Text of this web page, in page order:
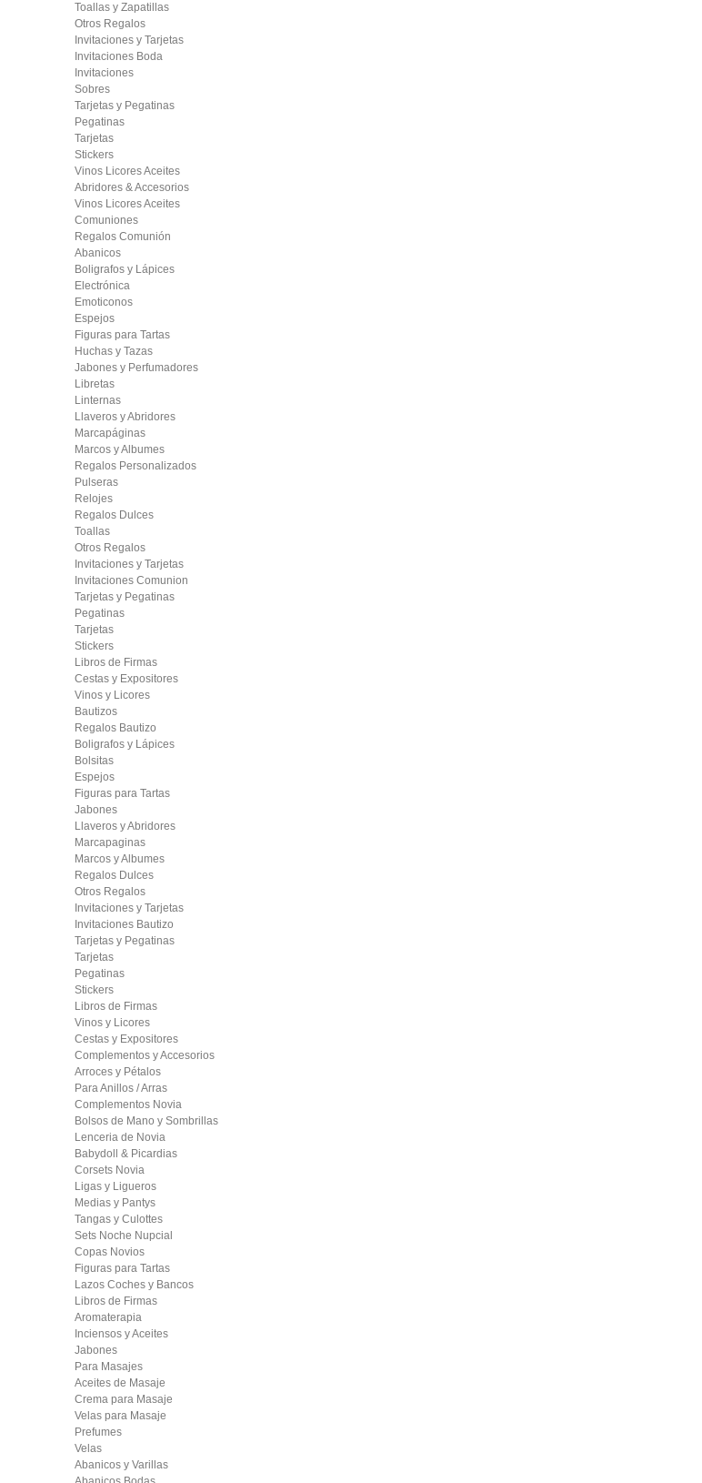
Toallas y Zapatillas
Otros Regalos
Invitaciones y Tarjetas
Invitaciones Boda
Invitaciones
Sobres
Tarjetas y Pegatinas
Pegatinas
Tarjetas
Stickers
Vinos Licores Aceites
Abridores & Accesorios
Vinos Licores Aceites
Comuniones
Regalos Comunión
Abanicos
Boligrafos y Lápices
Electrónica
Emoticonos
Espejos
Figuras para Tartas
Huchas y Tazas
Jabones y Perfumadores
Libretas
Linternas
Llaveros y Abridores
Marcapáginas
Marcos y Albumes
Regalos Personalizados
Pulseras
Relojes
Regalos Dulces
Toallas
Otros Regalos
Invitaciones y Tarjetas
Invitaciones Comunion
Tarjetas y Pegatinas
Pegatinas
Tarjetas
Stickers
Libros de Firmas
Cestas y Expositores
Vinos y Licores
Bautizos
Regalos Bautizo
Boligrafos y Lápices
Bolsitas
Espejos
Figuras para Tartas
Jabones
Llaveros y Abridores
Marcapaginas
Marcos y Albumes
Regalos Dulces
Otros Regalos
Invitaciones y Tarjetas
Invitaciones Bautizo
Tarjetas y Pegatinas
Tarjetas
Pegatinas
Stickers
Libros de Firmas
Vinos y Licores
Cestas y Expositores
Complementos y Accesorios
Arroces y Pétalos
Para Anillos / Arras
Complementos Novia
Bolsos de Mano y Sombrillas
Lenceria de Novia
Babydoll & Picardias
Corsets Novia
Ligas y Ligueros
Medias y Pantys
Tangas y Culottes
Sets Noche Nupcial
Copas Novios
Figuras para Tartas
Lazos Coches y Bancos
Libros de Firmas
Aromaterapia
Inciensos y Aceites
Jabones
Para Masajes
Aceites de Masaje
Crema para Masaje
Velas para Masaje
Prefumes
Velas
Abanicos y Varillas